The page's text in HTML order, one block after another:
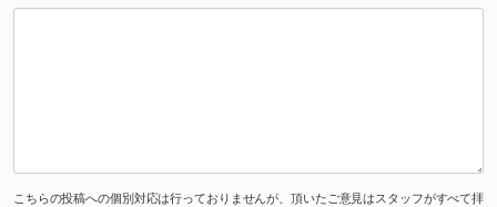
こちらの投稿への個別対応は行っておりませんが、頂いたご意見はスタッフがすべて拝